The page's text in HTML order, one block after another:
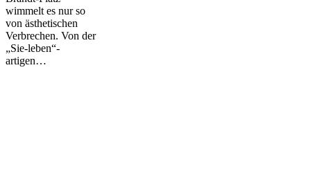
wimmelt es nur so
von ästhetischen
Verbrechen. Von der
„Sie-leben“-
artigen…